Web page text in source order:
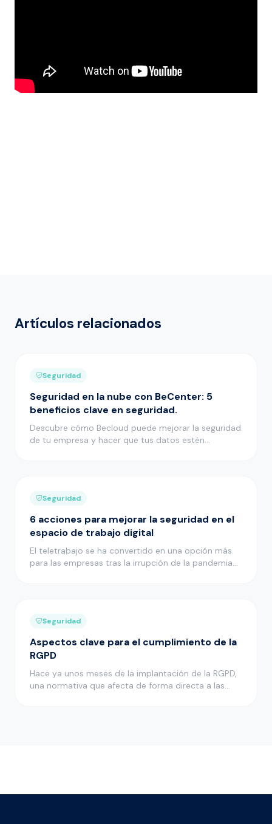
Artículos relacionados
Seguridad
Seguridad en la nube con BeCenter: 5
beneficios clave en seguridad.
Descubre cómo Becloud puede mejorar la seguridad
de tu empresa y hacer que tus datos estén
Seguridad
6 acciones para mejorar la seguridad en el
espacio de trabajo digital
El teletrabajo se ha convertido en una opción más
para las empresas tras la irrupción de la pandemia
Seguridad
Aspectos clave para el cumplimiento de la
RGPD
Hace ya unos meses de la implantación de la RGPD,
una normativa que afecta de forma directa a las